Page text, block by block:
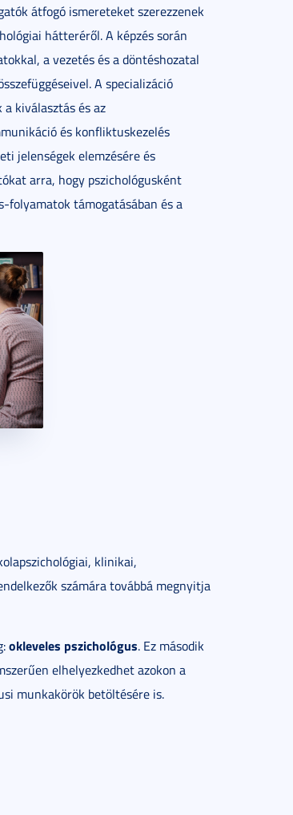
átfogó ismereteket szerezzenek
hátteréről. A képzés során
a vezetés és a döntéshozatal
A specializáció
kiválasztás és az
és konfliktuskezelés
jelenségek elemzésére és
arra, hogy pszichológusként
folyamatok támogatásában és a
klinikai,
számára továbbá megnyitja
okleveles pszichológus. Ez második
elhelyezkedhet azokon a
munkakörök betöltésére is.